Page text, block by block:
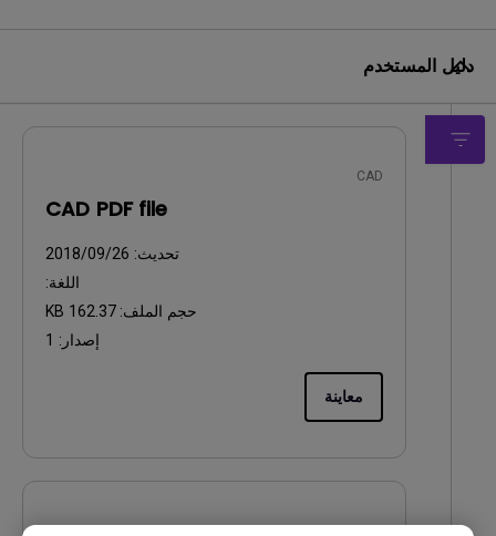
دليل المستخدم
CAD
CAD PDF file
تحديث: 2018/09/26
اللغة:
حجم الملف:162.37 KB
إصدار: 1
معاينة